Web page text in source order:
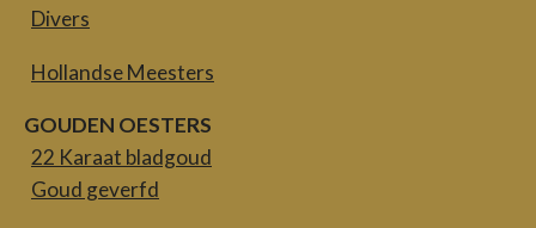
Divers
Hollandse Meesters
GOUDEN OESTERS
22 Karaat bladgoud
Goud geverfd